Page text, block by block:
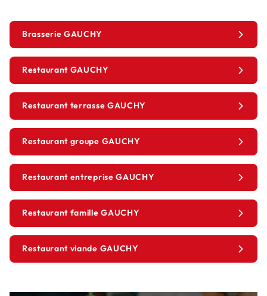
Brasserie GAUCHY
Restaurant GAUCHY
Restaurant terrasse GAUCHY
Restaurant groupe GAUCHY
Restaurant entreprise GAUCHY
Restaurant famille GAUCHY
Restaurant viande GAUCHY